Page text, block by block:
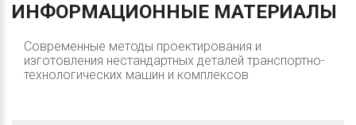
ИНФОРМАЦИОННЫЕ МАТЕРИАЛЫ
Современные методы проектирования и
изготовления нестандартных деталей транспортно-
технологических машин и комплексов